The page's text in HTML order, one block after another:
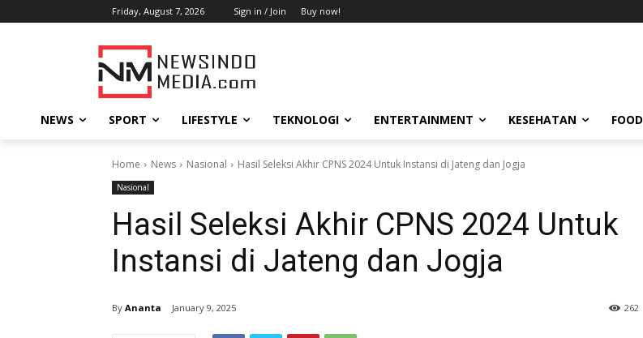
Friday, August 7, 2026 Sign in / Join Buy now!
NEWS SPORT LIFESTYLE TEKNOLOGI ENTERTAINMENT KESEHATAN FOOD
Home News Nasional Hasil Seleksi Akhir CPNS 2024 Untuk Instansi di Jateng dan Jogja
Nasional
Hasil Seleksi Akhir CPNS 2024 Untuk
Instansi di Jateng dan Jogja
By Ananta January 9, 2025 262